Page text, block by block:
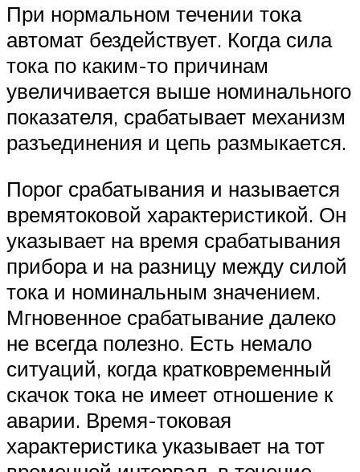
При нормальном течении тока
автомат бездействует. Когда сила
тока по каким-то причинам
увеличивается выше номинального
показателя, срабатывает механизм
разъединения и цепь размыкается.
Порог срабатывания и называется
времятоковой характеристикой. Он
указывает на время срабатывания
прибора и на разницу между силой
тока и номинальным значением.
Мгновенное срабатывание далеко
не всегда полезно. Есть немало
ситуаций, когда кратковременный
скачок тока не имеет отношение к
аварии. Время-токовая
характеристика указывает на тот